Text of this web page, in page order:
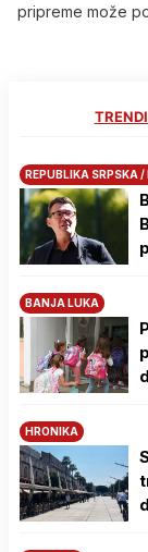
pripreme može
REPUBLIKA SRPSKA /
BANJA LUKA
HRONIKA